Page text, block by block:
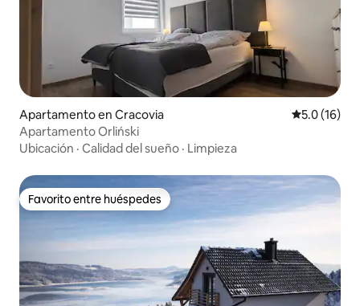
Apartamento en Cracovia Calificación
5.0 (16)
Apartamento Orliński
Ubicación · Calidad del sueño · Limpieza
Favorito entre huéspedes
Favorito entre huéspedes